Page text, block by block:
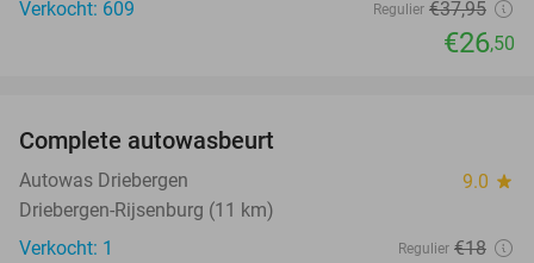
Verkocht: 609
Regulier €37,95
€26,50
NEW
TODAY
Complete autowasbeurt
Autowas Driebergen 9.0 star
Driebergen-Rijsenburg (11 km)
Verkocht: 1
Regulier €18